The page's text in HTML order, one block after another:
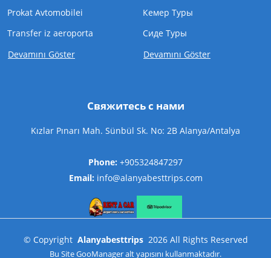
Prokat Avtomobilei
Transfer iz aeroporta
Devamını Göster
Кемер Туры
Cиде Туры
Devamını Göster
Свяжитесь с нами
Kızlar Pınarı Mah. Sünbül Sk. No: 2B Alanya/Antalya
Phone: +905324847297
Email: info@alanyabesttrips.com
© Copyright Alanyabesttrips 2026 All Rights Reserved
Bu SiteGooManageralt yapısını kullanmaktadır.